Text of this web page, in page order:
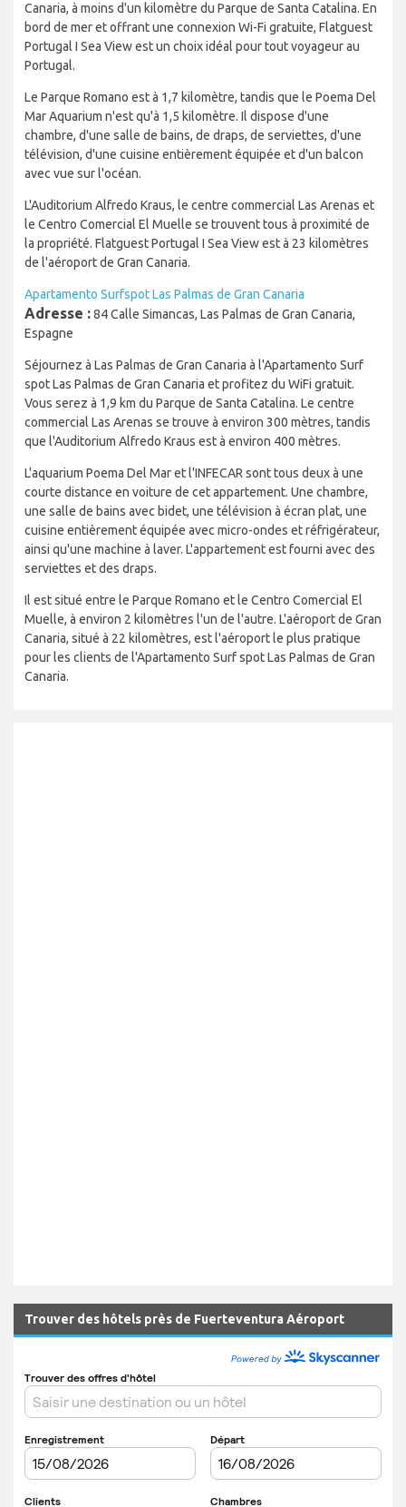
Canaria, à moins d'un kilomètre du Parque de Santa Catalina. En
bord de mer et offrant une connexion Wi-Fi gratuite, Flatguest
Portugal I Sea View est un choix idéal pour tout voyageur au
Portugal.
Le Parque Romano est à 1,7 kilomètre, tandis que le Poema Del
Mar Aquarium n'est qu'à 1,5 kilomètre. Il dispose d'une
chambre, d'une salle de bains, de draps, de serviettes, d'une
télévision, d'une cuisine entièrement équipée et d'un balcon
avec vue sur l'océan.
L'Auditorium Alfredo Kraus, le centre commercial Las Arenas et
le Centro Comercial El Muelle se trouvent tous à proximité de
la propriété. Flatguest Portugal I Sea View est à 23 kilomètres
de l'aéroport de Gran Canaria.
Apartamento Surfspot Las Palmas de Gran Canaria
Adresse :84 Calle Simancas, Las Palmas de Gran Canaria,
Espagne
Séjournez à Las Palmas de Gran Canaria à l'Apartamento Surf
spot Las Palmas de Gran Canaria et profitez du WiFi gratuit.
Vous serez à 1,9 km du Parque de Santa Catalina. Le centre
commercial Las Arenas se trouve à environ 300 mètres, tandis
que l'Auditorium Alfredo Kraus est à environ 400 mètres.
L'aquarium Poema Del Mar et l'INFECAR sont tous deux à une
courte distance en voiture de cet appartement. Une chambre,
une salle de bains avec bidet, une télévision à écran plat, une
cuisine entièrement équipée avec micro-ondes et réfrigérateur,
ainsi qu'une machine à laver. L'appartement est fourni avec des
serviettes et des draps.
Il est situé entre le Parque Romano et le Centro Comercial El
Muelle, à environ 2 kilomètres l'un de l'autre. L'aéroport de Gran
Canaria, situé à 22 kilomètres, est l'aéroport le plus pratique
pour les clients de l'Apartamento Surf spot Las Palmas de Gran
Canaria.
Trouver des hôtels près de Fuerteventura Aéroport